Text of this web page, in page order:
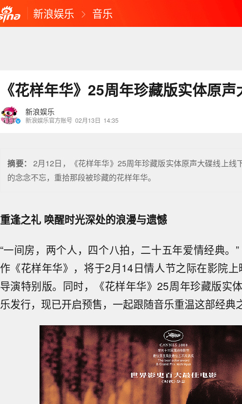
新浪娱乐 音乐
《花样年华》25周年珍藏版实体原
新浪娱乐
新浪娱乐官方账号 02月13日 14:35
摘要：
2月12日，《花样年华》25周年珍藏版实体原声大碟线上线
的念念不忘，重拾那段被珍藏的花样年华。
重逢之礼 唤醒时光深处的浪漫与遗憾
“一间房，两个人，四个八拍，二十五年爱情经典。
作《花样年华》，将于2月14日情人节之际在影院
导演特别版。同时，《花样年华》25周年珍藏版实
乐发行，现已开启预售，一起跟随音乐重温这部经典